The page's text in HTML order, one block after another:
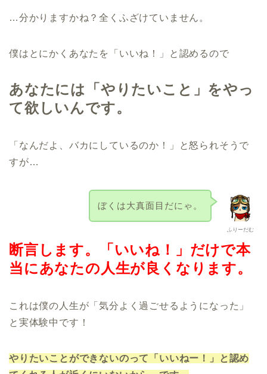
…分かりますかね？全くふざけていません。
僕はとにかくあなたを「いいね！」と認めるので
あなたには「やりたいこと」をやっ
て欲しいんです。
「なんだよ、バカにしているのか！」と怒られそうで
すが…
ふりーだむ
ぼくは大真面目だにゃ。
断言します。「いいね！」だけで本
当にあなたの人生が良くなります。
これは僕の人生が「気分よく過ごせるようになった」
と実体験中です！
やりたいことができないのって
「いいねー！」と認め